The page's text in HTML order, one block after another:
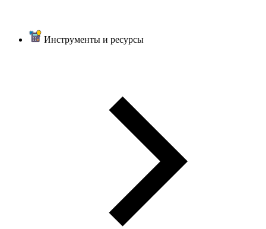
Инструменты и ресурсы